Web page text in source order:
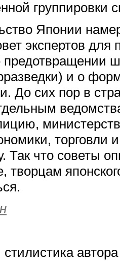
группировки
Японии
экспертов для
предотвращении
и о
До сих пор в
торговли
Так что советы
творцам